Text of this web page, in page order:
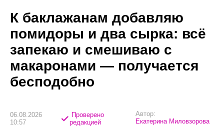
К баклажанам добавляю
помидоры и два сырка: всё
запекаю и смешиваю с
макаронами — получается
бесподобно
06.08.2026
10:57
Проверено
редакцией
Автор:
Екатерина Миловзорова